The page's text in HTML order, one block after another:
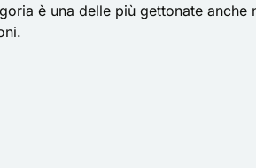
è una delle più gettonate anche